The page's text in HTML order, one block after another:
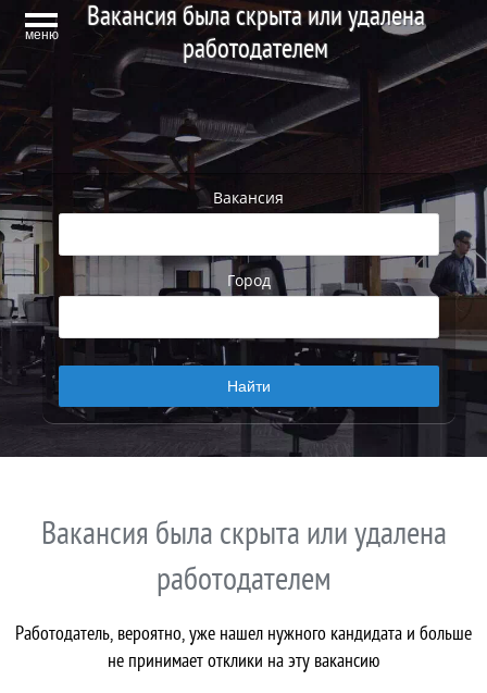
меню
Вакансия была скрыта или удалена
работодателем
Вакансия
Город
Вакансия была скрыта или удалена
работодателем
Работодатель, вероятно, уже нашел нужного кандидата и больше
не принимает отклики на эту вакансию